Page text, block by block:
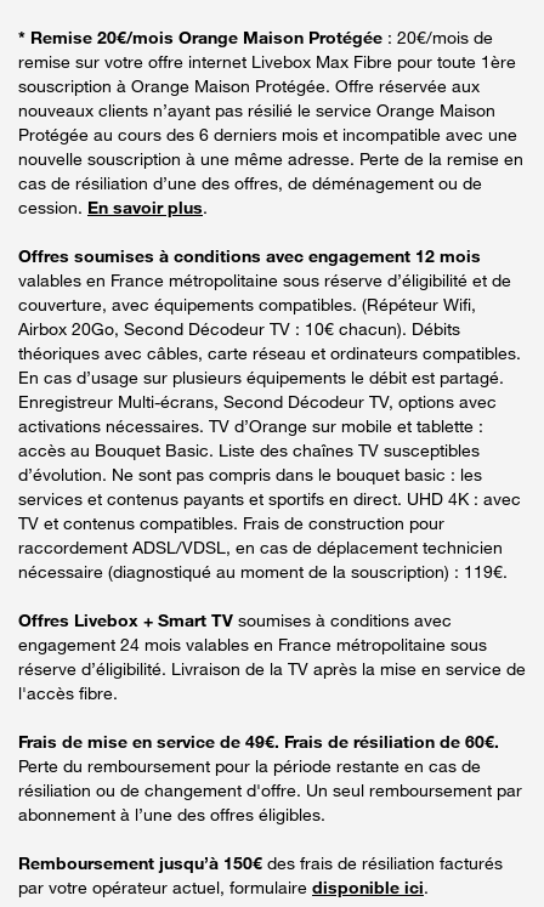
* Remise 20€/mois Orange Maison Protégée : 20€/mois de
remise sur votre offre internet Livebox Max Fibre pour toute 1ère
souscription à Orange Maison Protégée. Offre réservée aux
nouveaux clients n’ayant pas résilié le service Orange Maison
Protégée au cours des 6 derniers mois et incompatible avec une
nouvelle souscription à une même adresse. Perte de la remise en
cas de résiliation d’une des offres, de déménagement ou de
cession. En savoir plus.
Offres soumises à conditions avec engagement 12 mois
valables en France métropolitaine sous réserve d’éligibilité et de
couverture, avec équipements compatibles. (Répéteur Wifi,
Airbox 20Go, Second Décodeur TV : 10€ chacun). Débits
théoriques avec câbles, carte réseau et ordinateurs compatibles.
En cas d’usage sur plusieurs équipements le débit est partagé.
Enregistreur Multi-écrans, Second Décodeur TV, options avec
activations nécessaires. TV d’Orange sur mobile et tablette :
accès au Bouquet Basic. Liste des chaînes TV susceptibles
d’évolution. Ne sont pas compris dans le bouquet basic : les
services et contenus payants et sportifs en direct. UHD 4K : avec
TV et contenus compatibles. Frais de construction pour
raccordement ADSL/VDSL, en cas de déplacement technicien
nécessaire (diagnostiqué au moment de la souscription) : 119€.
Offres Livebox + Smart TV soumises à conditions avec
engagement 24 mois valables en France métropolitaine sous
réserve d’éligibilité. Livraison de la TV après la mise en service de
l'accès fibre.
Frais de mise en service de 49€. Frais de résiliation de 60€.
Perte du remboursement pour la période restante en cas de
résiliation ou de changement d'offre. Un seul remboursement par
abonnement à l’une des offres éligibles.
Remboursement jusqu’à 150€ des frais de résiliation facturés
par votre opérateur actuel, formulaire disponible ici.